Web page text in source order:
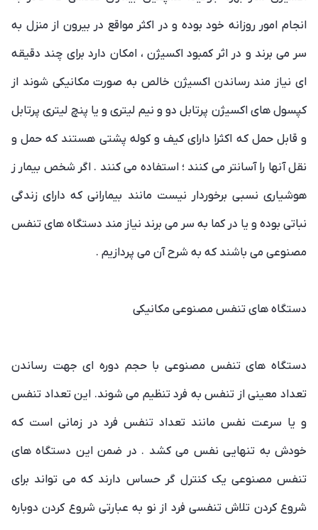
انجام امور روزانه خود بوده و در اکثر مواقع در بیرون از منزل به
سر می برند و در اثر کمبود اکسیژن ، امکان دارد برای چند دقیقه
ای نیاز مند رساندن اکسیژن خالص به صورت مکانیکی شوند از
کپسول های اکسیژن پرتابل دو و نیم لیتری و یا پنچ لیتری پرتابل
و قابل حمل که اکثرا دارای کیف و کوله پشتی هستند که حمل و
نقل آنها را آسانتر می کنند ؛ استفاده می کنند . اگر شخص بیمار ز
هوشیاری نسبی برخوردار نیست مانند بیمارانی که دارای زندگی
نباتی بوده و یا در کما به سر می برند نیاز مند دستگاه های تنفس
مصنوعی می باشند که به شرح آن می پردازیم .
دستگاه های تنفس مصنوعی مکانیکی
دستگاه های تنفس مصنوعی با حجم دوره ای جهت رساندن
تعداد معینی از تنفس به فرد تنظیم می شوند. این تعداد تنفس
و یا سرعت نفس مانند تعداد تنفس فرد در زمانی است که
خودش به تنهایی نفس می کشد . در ضمن این دستگاه های
تنفس مصنوعی یک کنترل گر حساس دارند که می تواند برای
شروع کردن تلاش تنفسی فرد از نو به عبارتی شروع کردن دوباره